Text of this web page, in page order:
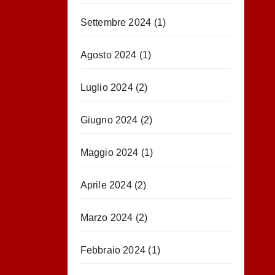
Settembre 2024 (1)
Agosto 2024 (1)
Luglio 2024(2)
Giugno 2024 (2)
Maggio 2024 (1)
Aprile 2024(2)
Marzo 2024 (2)
Febbraio 2024 (1)